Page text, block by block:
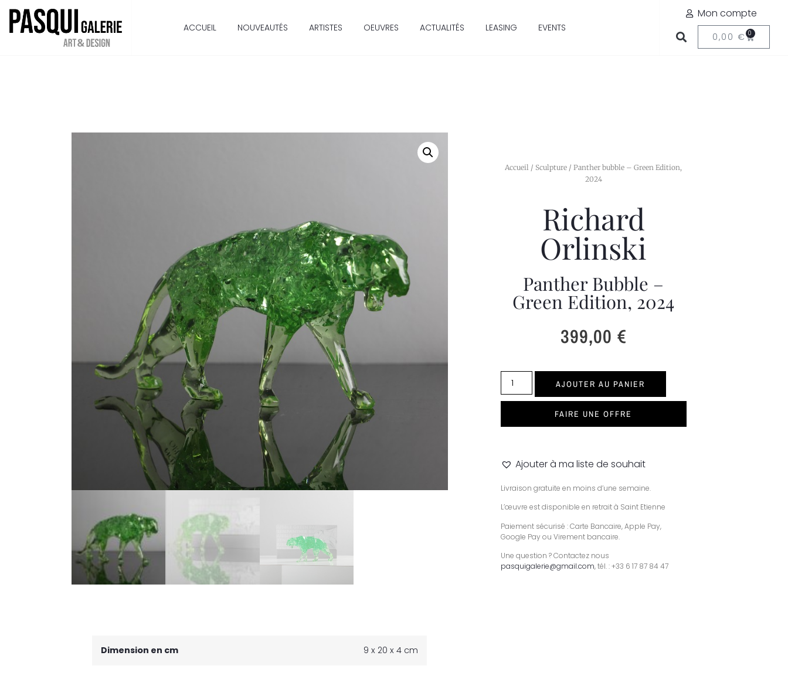
ACCUEIL NOUVEAUTÉS ARTISTES OEUVRES ACTUALITÉS LEASING EVENTS
Mon compte
0,00 € 0
Dimension en cm 9 x 20 x 4 cm
Accueil / Sculpture / Panther bubble – Green Edition,
2024
Richard
Orlinski
Panther Bubble –
Green Edition, 2024
399,00 €
AJOUTER AU PANIER
FAIRE UNE OFFRE
Ajouter à ma liste de souhait
Livraison gratuite en moins d’une semaine.
L’œuvre est disponible en retrait à Saint Etienne
Paiement sécurisé : Carte Bancaire, Apple Pay,
Google Pay ou Virement bancaire.
Une question ? Contactez nous
pasquigalerie@gmail.com, tél. : +33 6 17 87 84 47